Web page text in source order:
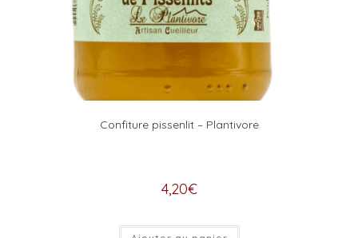
Confiture pissenlit – Plantivore
4,20€